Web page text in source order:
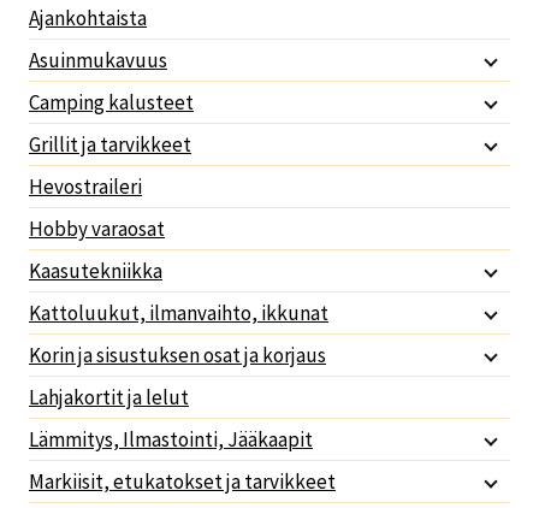
Ajankohtaista
Asuinmukavuus
Camping kalusteet
Grillit ja tarvikkeet
Hevostraileri
Hobby varaosat
Kaasutekniikka
Kattoluukut, ilmanvaihto, ikkunat
Korin ja sisustuksen osat ja korjaus
Lahjakortit ja lelut
Lämmitys, Ilmastointi, Jääkaapit
Markiisit, etukatokset ja tarvikkeet